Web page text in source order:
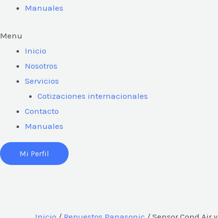
Manuales
Menu
Inicio
Nosotros
Servicios
Cotizaciones internacionales
Contacto
Manuales
Mi Perfil